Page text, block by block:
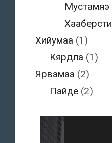
Мустамяэ
Хааберсти
Хийумаа (1)
Кярдла (1)
Ярвамаа (2)
Пайде (2)